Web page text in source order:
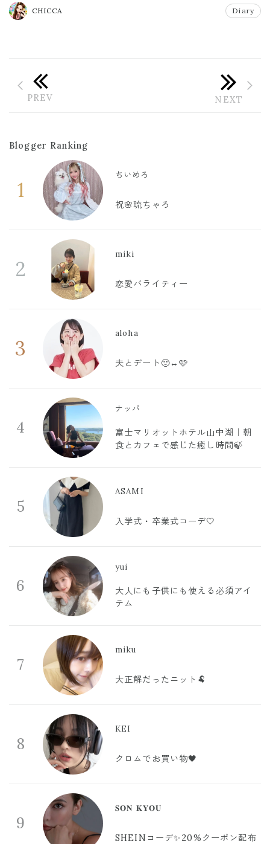
CHICCA Diary
Blogger Ranking
1
ちいめろ
祝🌸琉ちゃろ
2
miki
恋愛バライティー
3
aloha
夫とデート🙂‍↔️🩷
4
ナッパ
富士マリオットホテル山中湖｜朝
食とカフェで感じた癒し時間🍃
5
ASAMI
入学式・卒業式コーデ🤍
6
yui
大人にも子供にも使える必須アイ
テム
7
miku
大正解だったニット🐏
8
KEI
クロムでお買い物🖤
9
𝐒𝐎𝐍 𝐊𝐘𝐎𝐔
SHEINコーデ✨20%クーポン配布